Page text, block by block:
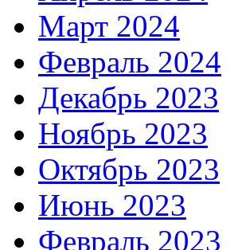
Март 2024
Февраль 2024
Декабрь 2023
Ноябрь 2023
Октябрь 2023
Июнь 2023
Февраль 2023